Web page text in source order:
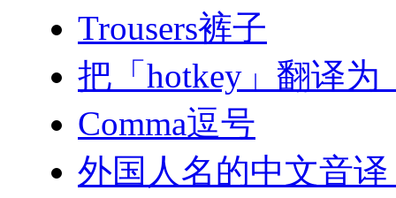
Trousers裤子
把「hotkey」翻译
Comma逗号
外国人名的中文音